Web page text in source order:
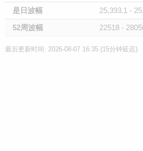
是日波幅
25,393.1 -
52周波幅
22518 -
最后更新时间: 2026-08-07 16:35 (15分钟延迟)